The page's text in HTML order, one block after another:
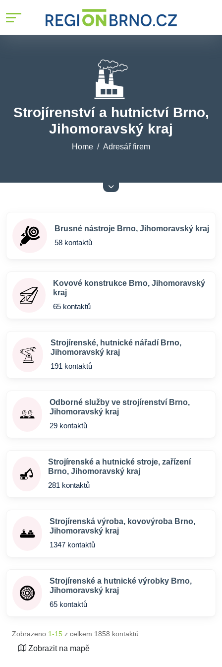
Strojírenství a hutnictví Brno,
Jihomoravský kraj
Home Adresář firem
Brusné nástroje Brno, Jihomoravský kraj
58 kontaktů
Kovové konstrukce Brno, Jihomoravský
kraj
65 kontaktů
Strojírenské, hutnické nářadí Brno,
Jihomoravský kraj
191 kontaktů
Odborné služby ve strojírenství Brno,
Jihomoravský kraj
29 kontaktů
Strojírenské a hutnické stroje, zařízení
Brno, Jihomoravský kraj
281 kontaktů
Strojírenská výroba, kovovýroba Brno,
Jihomoravský kraj
1347 kontaktů
Strojírenské a hutnické výrobky Brno,
Jihomoravský kraj
65 kontaktů
Zobrazeno 1-15 z celkem 1858 kontaktů
Zobrazit na mapě